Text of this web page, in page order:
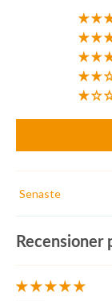
Sort by
Recensioner